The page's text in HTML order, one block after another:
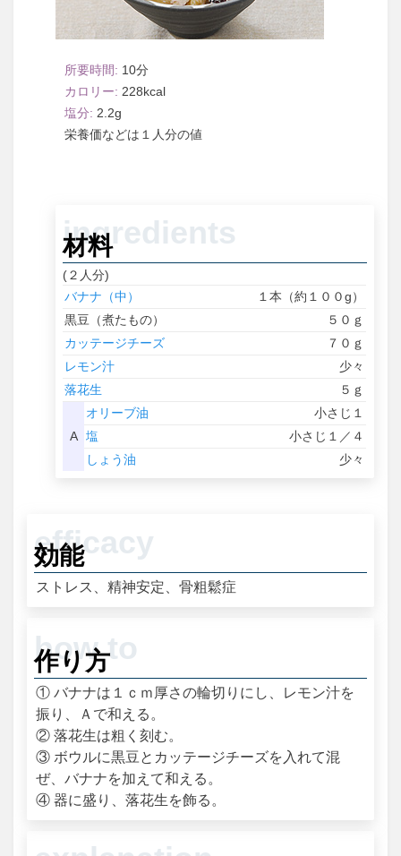
10
228
2.2
１人分
材料
(２人分)
バナナ（中）
１本（約１００g）
黒豆（煮たもの）
５０ｇ
カッテージチーズ
７０ｇ
レモン汁
少々
落花生
５ｇ
A
オリーブ油
小さじ１
塩
小さじ１／４
しょう油
少々
効能
ストレス、精神安定、骨粗鬆症
作り方
① バナナは１ｃｍ厚さの輪切りにし、レモン汁を
振り、Ａで和える。
② 落花生は粗く刻む。
③ ボウルに黒豆とカッテージチーズを入れて混
ぜ、バナナを加えて和える。
④ 器に盛り、落花生を飾る。